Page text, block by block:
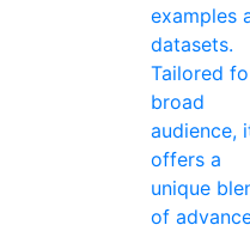
examples
datasets.
Tailored
broad
audience,
offers a
unique
of